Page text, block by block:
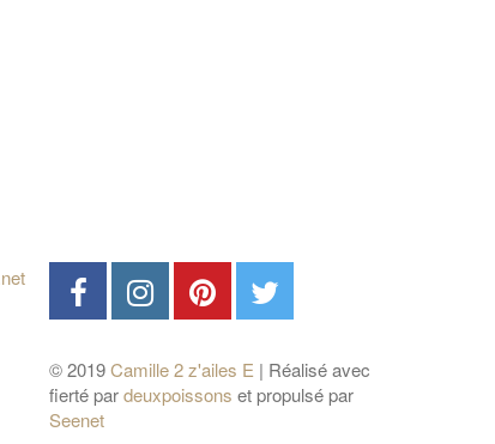
© 2019Camille 2 z'ailes E | Réalisé avec
fierté pardeuxpoissons et propulsé par
Seenet